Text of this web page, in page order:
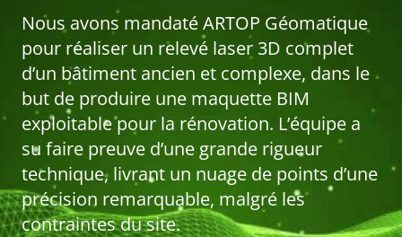
Nous avons mandaté ARTOP Géomatique
pour réaliser un relevé laser 3D complet
d’un bâtiment ancien et complexe, dans le
but de produire une maquette BIM
exploitable pour la rénovation. L’équipe a
su faire preuve d’une grande rigueur
technique, livrant un nuage de points d’une
précision remarquable, malgré les
contraintes du site.